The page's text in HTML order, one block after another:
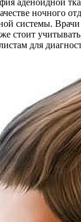
ночного
системы. Врачи
стоит
для